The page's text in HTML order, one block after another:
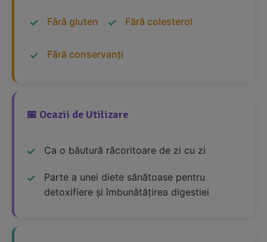
Fără gluten Fără colesterol
Fără conservanți
📅 Ocazii de Utilizare
Ca o băutură răcoritoare de zi cu zi
Parte a unei diete sănătoase pentru
detoxifiere și îmbunătățirea digestiei